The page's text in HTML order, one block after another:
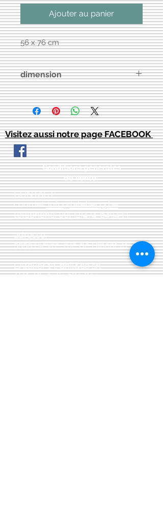
Ajouter au panier
56 x 76 cm
dimension
61 cm x 89 cm au total, sauf si
spécifié autrement
Visitez aussi notre page FACEBOOK
Conditions générales
de vente::
CONTACT:
courriel:info@latelier13.be
téléphone:00(32)474-649433
adresse:
5555 Bièvre, rue de Dinant 41
L'Atelier 13, phil&co srl
TVA: BE0461 089 894